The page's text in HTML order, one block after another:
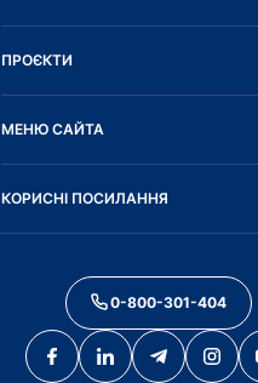
ПРОЄКТИ
МЕНЮ САЙТА
КОРИСНІ ПОСИЛАННЯ
0-800-301-404